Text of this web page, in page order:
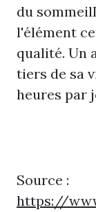
du
l'élément
qualité. Un
tiers de sa
heures par
Source :
https://